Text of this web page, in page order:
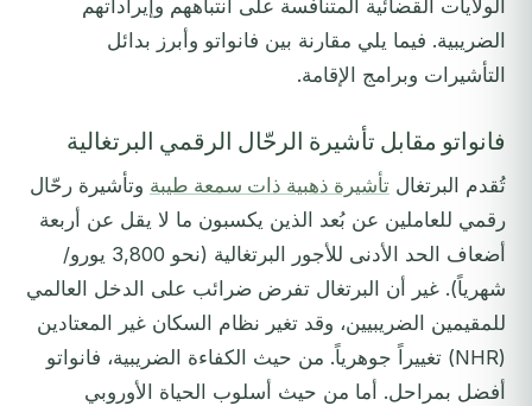
الولايات القضائية المتنافسة على انتباههم وإيراداتهم
الضريبية. فيما يلي مقارنة بين فانواتو وأبرز بدائل
التأشيرات وبرامج الإقامة.
فانواتو مقابل تأشيرة الرحّال الرقمي البرتغالية
تُقدم البرتغال تأشيرة ذهبية ذات سمعة طيبة وتأشيرة رحّال
رقمي للعاملين عن بُعد الذين يكسبون ما لا يقل عن أربعة
أضعاف الحد الأدنى للأجور البرتغالية (نحو 3,800 يورو/
شهرياً). غير أن البرتغال تفرض ضرائب على الدخل العالمي
للمقيمين الضريبيين، وقد تغير نظام السكان غير المعتادين
(NHR) تغييراً جوهرياً. من حيث الكفاءة الضريبية، فانواتو
أفضل بمراحل. أما من حيث أسلوب الحياة الأوروبي